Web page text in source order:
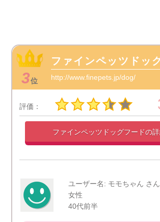
3位
ファインペッツドッ
http://www.finepets.jp/dog/
評価：
ファインペッツドッグフードの
ユーザー名: モモちゃん さん
女性
40代前半